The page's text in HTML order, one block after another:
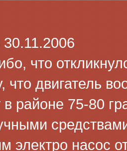
30.11.2006
что
что двигатель
в районе 75-80
электро насос